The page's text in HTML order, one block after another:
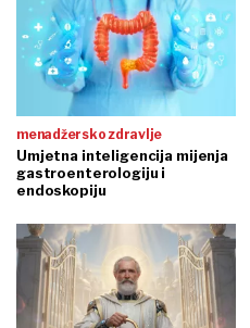
menadžersko zdravlje
Umjetna inteligencija mijenja
gastroenterologiju i
endoskopiju